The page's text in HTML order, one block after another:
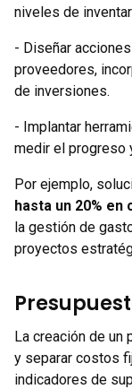
niveles de
- Diseñar
proveedores,
de inversiones.
- Implantar
medir el progreso
Por ejemplo,
hasta un 20%
la gestión de
proyectos
La creación de
y separar costos
indicadores de